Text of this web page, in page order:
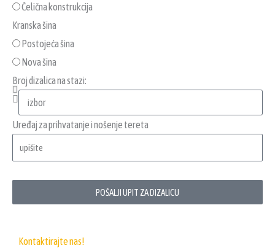
Čelična konstrukcija
Kranska šina
Postojeća šina
Nova šina
Broj dizalica na stazi:
Uređaj za prihvatanje i nošenje tereta
POŠALJI UPIT ZA DIZALICU
Kontaktirajte nas!